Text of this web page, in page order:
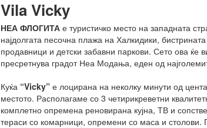
Vila Vicky
НЕА ФЛОГИТАе туристичко место на западната
најдолгата песочна плажа на Халкидики,
продавници и детски забавни паркови. Сето ова
пресретнува градот Неа Модања, еден од
Куќа “Vicky”е лоцирана на неколку минути од
местото. Располагаме со 3 четирикреветни
комплетно опремена реновирана кујна, ТВ и
тераси со комарници, опремени со маса и столови.